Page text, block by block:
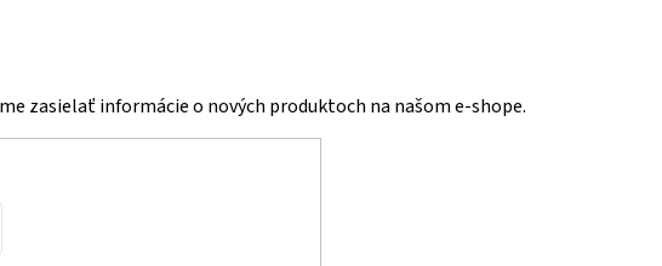
zasielať informácie o nových produktoch na našom e-shope.